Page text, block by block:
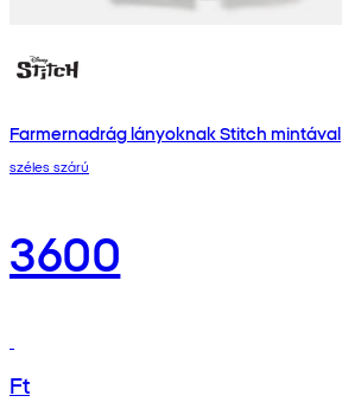
Farmernadrág lányoknak Stitch mintával
széles szárú
3600
Ft